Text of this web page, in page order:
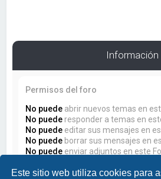
Este sitio web utiliza cookies para
Información
Permisos del foro
No puede abrir nuevos temas en
No puede responder a temas en
No puede editar sus mensajes en
No puede borrar sus mensajes en
No puede enviar adjuntos en este